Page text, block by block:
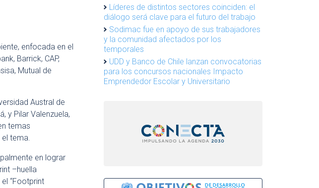
enfocada en el
Barrick, CAP,
Mutual de
Austral de
y Pilar Valenzuela,
temas
el tema.
en lograr
–huella
“Footprint
Líderes de distintos sectores coinciden: el
diálogo será clave para el futuro del trabajo
Sodimac fue en apoyo de sus trabajadores
y la comunidad afectados por los
temporales
UDD y Banco de Chile lanzan convocatorias
para los concursos nacionales Impacto
Emprendedor Escolar y Universitario